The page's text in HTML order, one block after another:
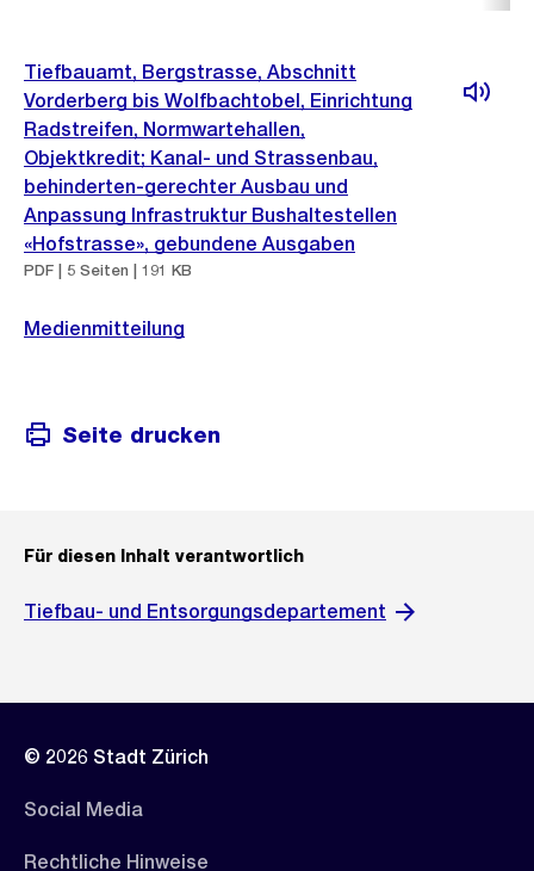
Tiefbauamt, Bergstrasse, Abschnitt
Vorderberg bis Wolfbachtobel, Einrichtung
Radstreifen, Normwartehallen,
Objektkredit; Kanal- und Strassenbau,
behinderten-gerechter Ausbau und
Anpassung Infrastruktur Bushaltestellen
«Hofstrasse», gebundene Ausgaben
PDF | 5 Seiten | 191 KB
Medienmitteilung
Seite drucken
Für diesen Inhalt verantwortlich
Tiefbau- und Entsorgungsdepartement
© 2026 Stadt Zürich
Social Media
Rechtliche Hinweise